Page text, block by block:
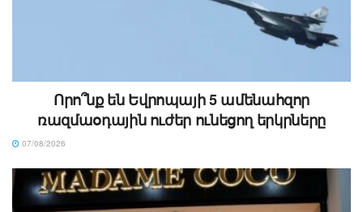
Որո՞նք են Եվրոպայի 5 ամենահզոր
ռազմաօդային ուժեր ունեցող երկրները
07/08/2026